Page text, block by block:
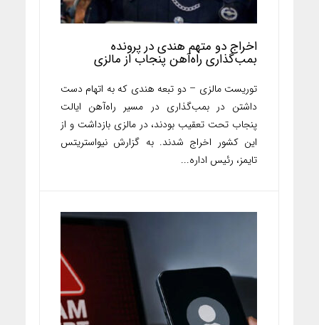
اخراج دو متهم هندی در پرونده
بمب‌گذاری راه‌آهن پنجاب از مالزی
توریست مالزی – دو تبعه هندی که به اتهام دست
داشتن در بمب‌گذاری در مسیر راه‌آهن ایالت
پنجاب تحت تعقیب بودند، در مالزی بازداشت و از
این کشور اخراج شدند. به گزارش نیواستریتس
تایمز، رئیس اداره...